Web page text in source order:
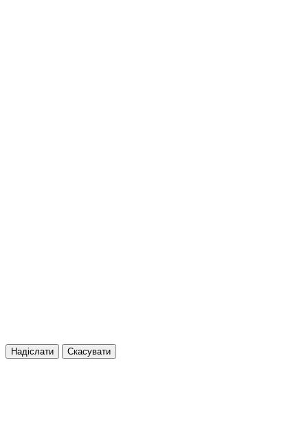
Надіслати Скасувати